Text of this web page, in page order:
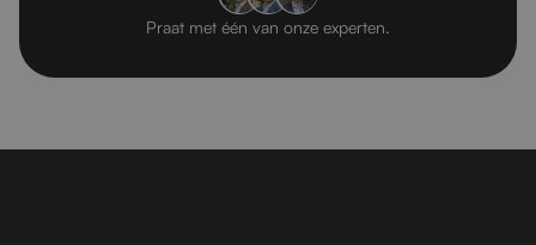
Praat met één van onze experten.